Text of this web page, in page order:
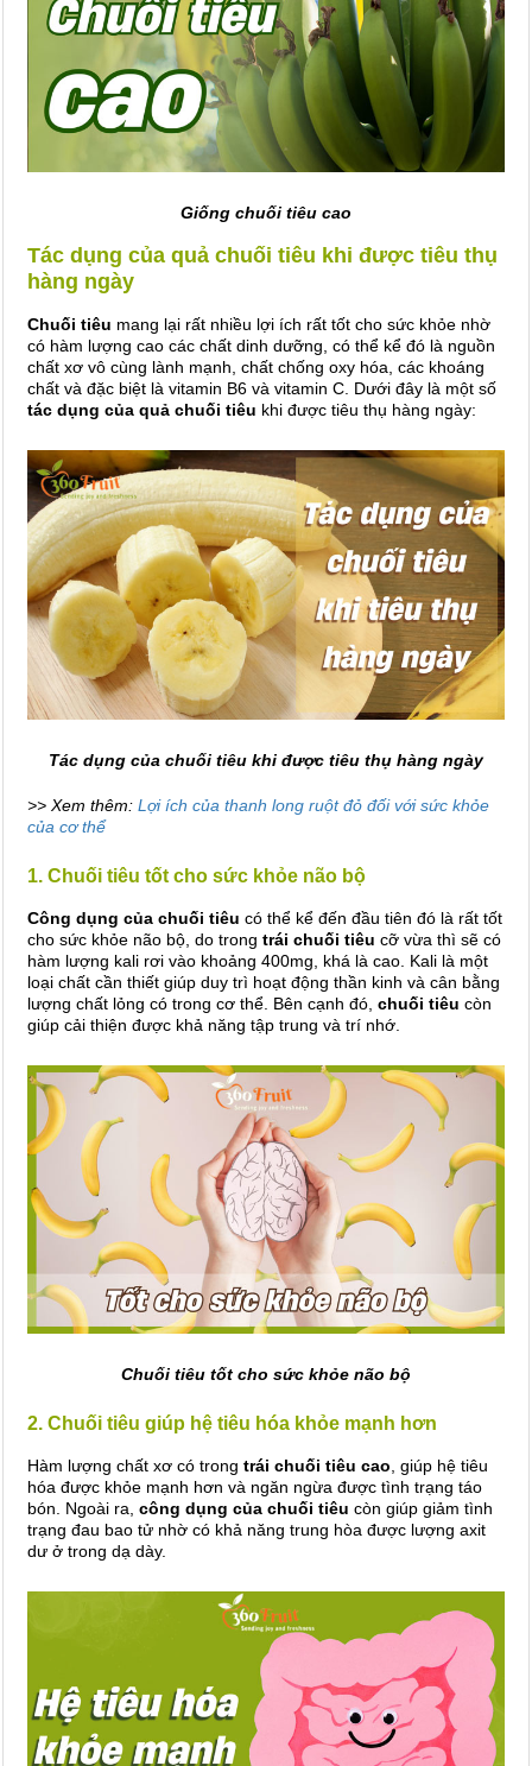
Giống chuối tiêu cao
Tác dụng của quả chuối tiêu khi được tiêu thụ
hàng ngày
Chuối tiêu mang lại rất nhiều lợi ích rất tốt cho sức khỏe nhờ
có hàm lượng cao các chất dinh dưỡng, có thể kể đó là nguồn
chất xơ vô cùng lành mạnh, chất chống oxy hóa, các khoáng
chất và đặc biệt là vitamin B6 và vitamin C. Dưới đây là một số
tác dụng của quả chuối tiêu khi được tiêu thụ hàng ngày:
Tác dụng của chuối tiêu khi được tiêu thụ hàng ngày
>> Xem thêm: Lợi ích của thanh long ruột đỏ đối với sức khỏe
của cơ thể
1. Chuối tiêu tốt cho sức khỏe não bộ
Công dụng của chuối tiêu có thể kể đến đầu tiên đó là rất tốt
cho sức khỏe não bộ, do trong trái chuối tiêu cỡ vừa thì sẽ có
hàm lượng kali rơi vào khoảng 400mg, khá là cao. Kali là một
loại chất cần thiết giúp duy trì hoạt động thần kinh và cân bằng
lượng chất lỏng có trong cơ thể. Bên cạnh đó, chuối tiêu còn
giúp cải thiện được khả năng tập trung và trí nhớ.
Chuối tiêu tốt cho sức khỏe não bộ
2. Chuối tiêu giúp hệ tiêu hóa khỏe mạnh hơn
Hàm lượng chất xơ có trong trái chuối tiêu cao , giúp hệ tiêu
hóa được khỏe mạnh hơn và ngăn ngừa được tình trạng táo
bón. Ngoài ra, công dụng của chuối tiêu còn giúp giảm tình
trạng đau bao tử nhờ có khả năng trung hòa được lượng axit
dư ở trong dạ dày.